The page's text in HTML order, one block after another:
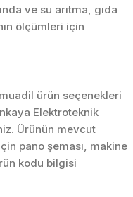
ve su arıtma, gıda
ölçümleri için
ürün seçenekleri
Elektroteknik
Ürünün mevcut
pano şeması, makine
kodu bilgisi